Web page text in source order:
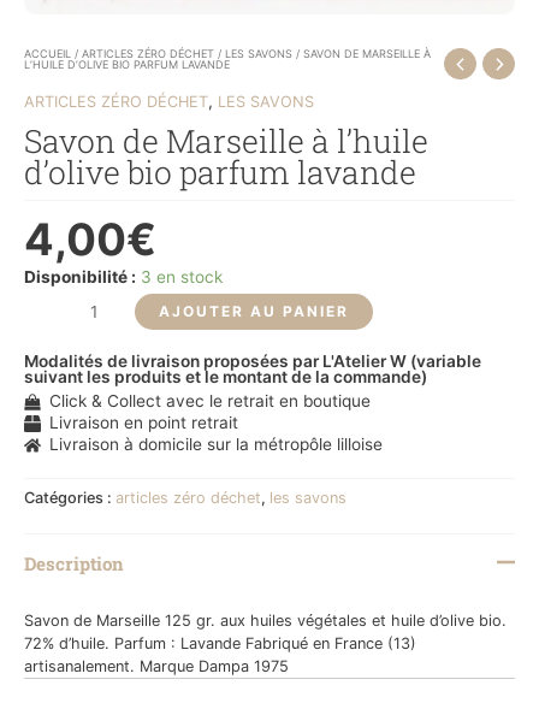
ACCUEIL / ARTICLES ZÉRO DÉCHET / LES SAVONS / SAVON DE MARSEILLE À
L’HUILE D’OLIVE BIO PARFUM LAVANDE
ARTICLES ZÉRO DÉCHET, LES SAVONS
Savon de Marseille à l’huile
d’olive bio parfum lavande
4,00€
Disponibilité : 3 en stock
AJOUTER AU PANIER
Modalités de livraison proposées par L'Atelier W (variable
suivant les produits et le montant de la commande)
Click & Collect avec le retrait en boutique
Livraison en point retrait
Livraison à domicile sur la métropôle lilloise
Catégories : articles zéro déchet, les savons
Description
Savon de Marseille 125 gr. aux huiles végétales et huile d’olive bio.
72% d’huile. Parfum : Lavande Fabriqué en France (13)
artisanalement. Marque Dampa 1975